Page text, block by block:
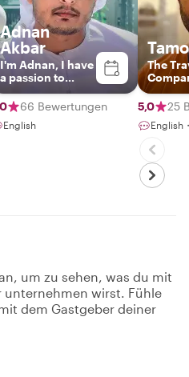
Adnan
Akbar
I'm Adnan, I have
a passion to
present my
unique
experience in my
country. I was
heritage, life, and
local culture.
However, I
always like to
66 Bewertungen
English
The
5,0 25
English
um zu sehen, was du mit
unternehmen wirst. Fühle
dem Gastgeber deiner